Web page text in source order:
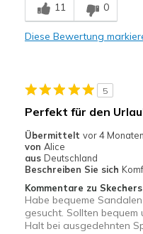
Leicht
Geeignete Verwendung
bei langen Wegen
Breite
Größe
Meine Meinung zu
11 0
Diese Bewertung
5
Perfekt für den
Übermittelt vor 4 Monaten
von Alice
aus Deutschland
Beschreiben Sie sich
Kommentare zu
Habe bequeme
gesucht. Sollten
Halt bei ausgedehnten